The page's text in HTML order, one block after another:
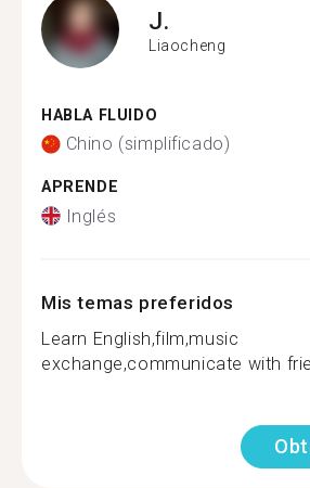
J.
Liaocheng
HABLA FLUIDO
Chino (simplificado)
APRENDE
Inglés
Mis temas preferidos
Learn English,film,music
exchange,communicate with